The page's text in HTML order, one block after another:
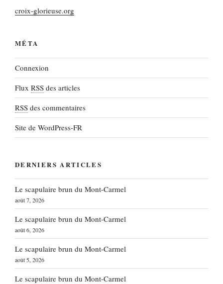
croix-glorieuse.org
MÉTA
Connexion
Flux RSS des articles
RSS des commentaires
Site de WordPress-FR
DERNIERS ARTICLES
Le scapulaire brun du Mont-Carmel
août 7, 2026
Le scapulaire brun du Mont-Carmel
août 6, 2026
Le scapulaire brun du Mont-Carmel
août 5, 2026
Le scapulaire brun du Mont-Carmel